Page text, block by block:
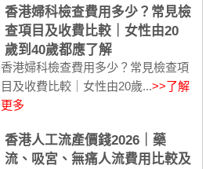
香港婦科檢查費用多少？常見檢
查項目及收費比較｜女性由20
歲到40歲都應了解
香港婦科檢查費用多少？常見檢查項
目及收費比較｜女性由20歲...>>了解
更多
香港人工流產價錢2026｜藥
流、吸宮、無痛人流費用比較及